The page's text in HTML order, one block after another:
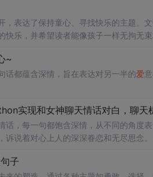
，表达了保持童心、寻找快乐的主题。文
快乐，并希望读者能像孩子一样无拘无束
~
话都蕴含深情，旨在表达对另一半的爱
实现和女神聊天情话对白，聊天
话，每一句都饱含深情，从不同的角度
诉说着对心上人的深深眷恋和无尽思念
子